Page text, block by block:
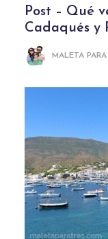
Post – Qué
Cadaqués y
MALETA PARA